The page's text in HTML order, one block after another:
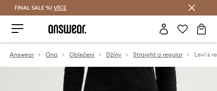
FINAL SALE %! VÍCE
Answear Ona Oblečení Džíny Straight a regular